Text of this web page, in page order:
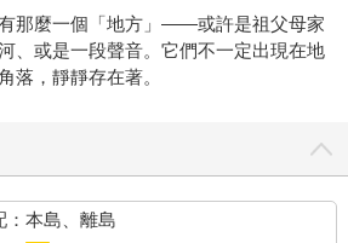
那麼一個「地方」——或許是祖父母家
、或是一段聲音。它們不一定出現在地
落，靜靜存在著。
：本島、離島